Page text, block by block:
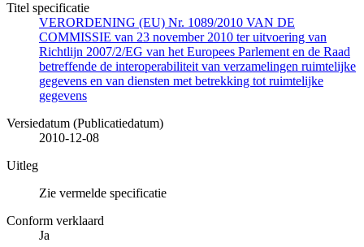
Titel specificatie
VERORDENING (EU) Nr. 1089/2010 VAN DE
COMMISSIE van 23 november 2010 ter uitvoering van
Richtlijn 2007/2/EG van het Europees Parlement en de Raad
betreffende de interoperabiliteit van verzamelingen ruimtelijke
gegevens en van diensten met betrekking tot ruimtelijke
gegevens
Versiedatum (Publicatiedatum)
2010-12-08
Uitleg
Zie vermelde specificatie
Conform verklaard
Ja